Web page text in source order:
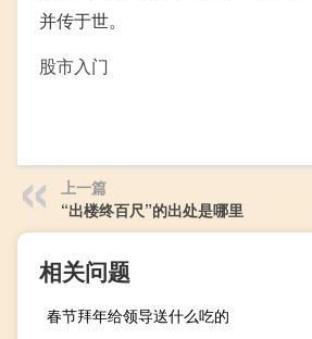
并传于世。
股市入门
上一篇
“出楼终百尺”的出处是哪里
相关问题
春节拜年给领导送什么吃的